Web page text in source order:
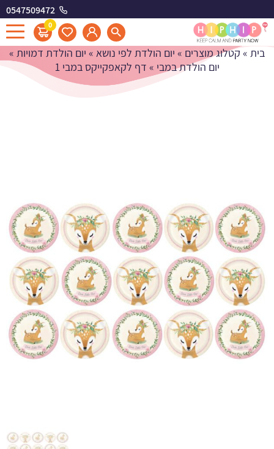
0547509472
0
דף לקאפקייקס במבי 1
בית » קטלוג מוצרים » יום הולדת לפי נושא » יום הולדת דמויות »
יום הולדת במבי » דף לקאפקייקס במבי 1